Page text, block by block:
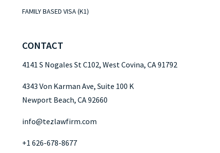
FAMILY BASED VISA (K1)
CONTACT
4141 S Nogales St C102, West Covina, CA 91792
4343 Von Karman Ave, Suite 100 K
Newport Beach, CA 92660
info@tezlawfirm.com
+1 626-678-8677